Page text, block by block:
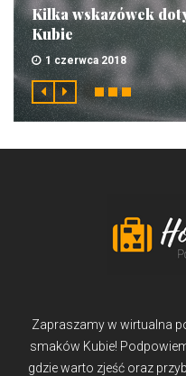
Kilka wskazówek
Kubie
1 czerwca 2018
Zapraszamy w wirtualna
smaków Kubie!
gdzie warto zjeść oraz